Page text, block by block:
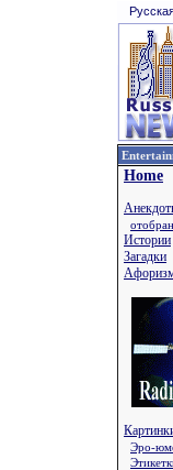
Home
Истории
Загадки
Эро-